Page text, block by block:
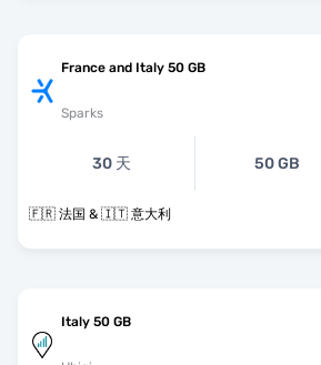
France and Italy 50 GB
Sparks
30 天 50 GB
🇫🇷 法国 & 🇮🇹 意大利
Italy 50 GB